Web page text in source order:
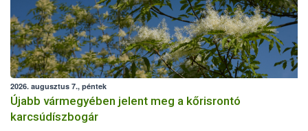
2026. augusztus 7., péntek
Újabb vármegyében jelent meg a kőrisrontó
karcsúdíszbogár